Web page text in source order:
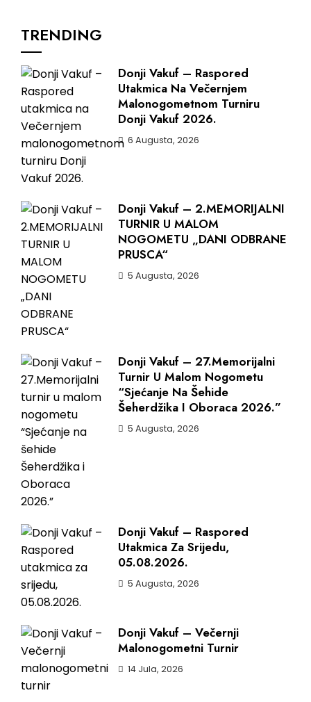
TRENDING
Donji Vakuf – Raspored
Utakmica Na Večernjem
Malonogometnom Turniru
Donji Vakuf 2026.
6 Augusta, 2026
Donji Vakuf – 2.MEMORIJALNI
TURNIR U MALOM
NOGOMETU „DANI ODBRANE
PRUSCA“
5 Augusta, 2026
Donji Vakuf – 27.Memorijalni
Turnir U Malom Nogometu
“Sjećanje Na Šehide
Šeherdžika I Oboraca 2026.”
5 Augusta, 2026
Donji Vakuf – Raspored
Utakmica Za Srijedu,
05.08.2026.
5 Augusta, 2026
Donji Vakuf – Večernji
Malonogometni Turnir
14 Jula, 2026